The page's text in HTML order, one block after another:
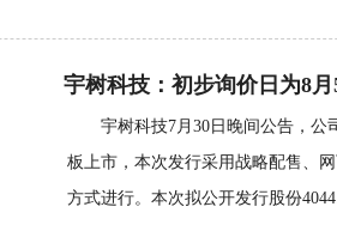
宇树科技：初步询价日为8
宇树科技7月30日晚间公告，公
板上市，本次发行采用战略配售、
方式进行。本次拟公开发行股份